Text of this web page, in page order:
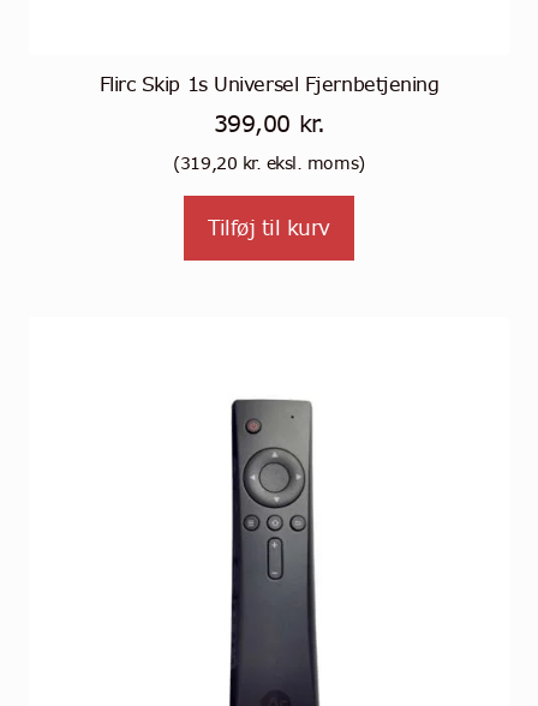
Flirc Skip 1s Universel Fjernbetjening
399,00 kr.
(319,20 kr. eksl. moms)
Tilføj til kurv